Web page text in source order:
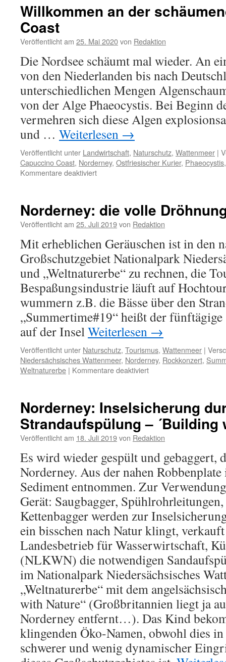
neuer
Holzbrücke
im
Brutgebiet
Willkommen an der
Coast
Veröffentlicht am 25. Mai 2020von Redaktion
Die Nordsee schäumt mal wieder. An
von den Niederlanden bis nach
unterschiedlichen Mengen
von der Alge Phaeocystis. Bei Beginn
vermehren sich diese Algen
und … Weiterlesen →
Veröffentlicht unter Landwirtschaft, Naturschutz, Wattenmeer |
Capuccino Coast, Norderney, Ostfriesischer Kurier, Phaeocystis
Kommentare deaktiviertfür
schäumenden
Capuccino-
Norderney: die volle
Veröffentlicht am 25. Juli 2019von Redaktion
Mit erheblichen Geräuschen ist in den
Großschutzgebiet Nationalpark
und „Weltnaturerbe“ zu rechnen, die
Bespaßungsindustrie läuft auf
wummern z.B. die Bässe über den
„Summertime#19“ heißt der fünftägige
auf der InselWeiterlesen →
Veröffentlicht unter Naturschutz, Tourismus, Wattenmeer |
Niedersächsisches Wattenmeer, Norderney, Rockkonzert,
Weltnaturerbe | Kommentare deaktiviertfür
Dröhnung
Norderney: Inselsicherung
Strandaufspülung – ´Building
Veröffentlicht am 18. Juli 2019von Redaktion
Es wird wieder gespült und gebaggert,
Norderney. Aus der nahen
Sediment entnommen. Zur
Gerät: Saugbagger,
Kettenbagger werden zur
ein bisschen nach Natur klingt,
Landesbetrieb für Wasserwirtschaft,
(NLKWN) die notwendigen
im Nationalpark Niedersächsisches
„Weltnaturerbe“ mit dem
with Nature“ (Großbritannien liegt ja
Norderney entfernt…). Das Kind
klingenden Öko-Namen, obwohl dies
schwerer und wenig dynamischer